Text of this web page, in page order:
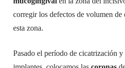
corregir los defectos de volumen de
esta zona.
Pasado el período de cicatrización